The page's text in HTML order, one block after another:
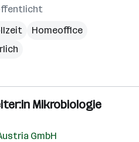
Homeoffice
Mikrobiologie
GmbH